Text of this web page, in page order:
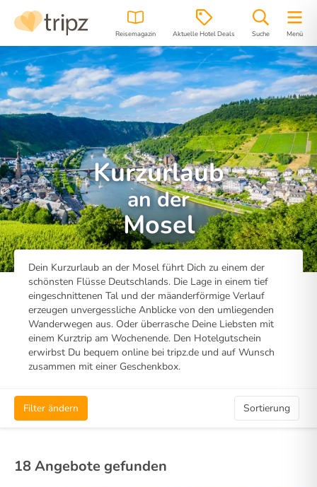
Reisemagazin Aktuelle Hotel Deals Suche Menü
Kurzurlaub
an der
Mosel
Dein Kurzurlaub an der Mosel führt Dich zu einem der
schönsten Flüsse Deutschlands. Die Lage in einem tief
eingeschnittenen Tal und der mäanderförmige Verlauf
erzeugen unvergessliche Anblicke von den umliegenden
Wanderwegen aus. Oder überrasche Deine Liebsten mit
einem Kurztrip am Wochenende. Den Hotelgutschein
erwirbst Du bequem online bei tripz.de und auf Wunsch
zusammen mit einer Geschenkbox.
Filter ändern Sortierung
18 Angebote gefunden